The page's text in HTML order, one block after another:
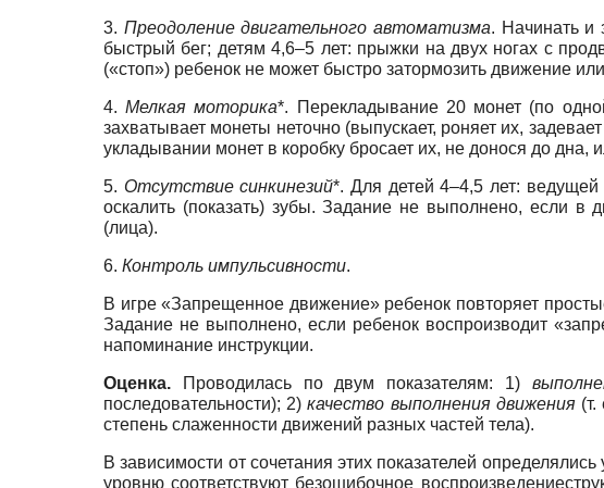
3. Преодоление двигательного автоматизма. Начинать и
быстрый бег; детям 4,6–5 лет: прыжки на двух ногах с
(«стоп») ребенок не может быстро затормозить движение
4.Мелкая моторика*. Перекладывание 20 монет (по
захватывает монеты неточно (выпускает, роняет их,
укладывании монет в коробку бросает их, не донося до дна,
5. Отсутствие синкинезий*. Для детей 4–4,5 лет: ведущей
оскалить (показать) зубы. Задание не выполнено, если
(лица).
6. Контроль импульсивности.
В игре «Запрещенное движение» ребенок повторяет
Задание не выполнено, если ребенок воспроизводит
напоминание инструкции.
Оценка. Проводилась по двум показателям: 1)
последовательности); 2)качество выполнения движения(т.
степень слаженности движений разных частей тела).
В зависимости от сочетания этих показателей
уровню соответствуют безошибочное